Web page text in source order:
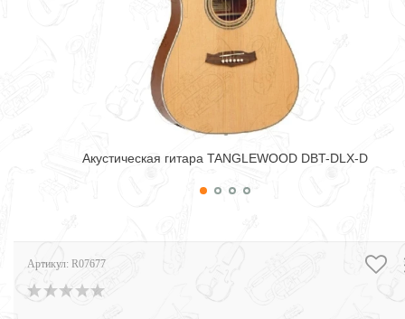
Акустическая гитара TANGLEWOOD DBT-DLX-D
Артикул: R07677